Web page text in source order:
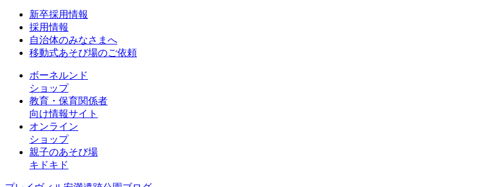
新卒採用情報
採用情報
自治体のみなさまへ
移動式あそび場のご依頼
ボーネルンド
ショップ
教育・保育関係者
向け情報サイト
オンライン
ショップ
親子のあそび場
キドキド